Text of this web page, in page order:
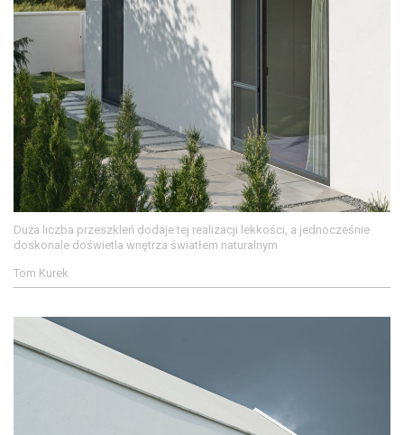
Duża liczba przeszkleń dodaje tej realizacji lekkości, a jednocześnie
doskonale doświetla wnętrza światłem naturalnym
Tom Kurek